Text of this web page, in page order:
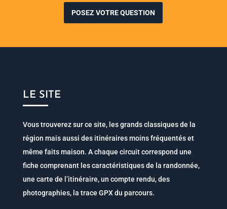
POSEZ VOTRE QUESTION
LE SITE
Vous trouverez sur ce site, les grands classiques de la
région mais aussi des itinéraires moins fréquentés et
même faits maison. A chaque circuit correspond une
fiche comprenant les caractéristiques de la randonnée,
une carte de l’itinéraire, un compte rendu, des
photographies, la trace GPX du parcours.